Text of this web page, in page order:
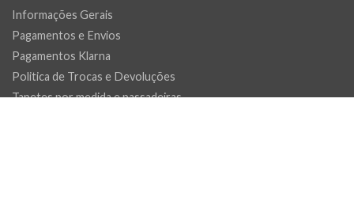
Informações Gerais
Pagamentos e Envios
Pagamentos Klarna
Politica de Trocas e Devoluções
Tapetes por medida e passadeiras